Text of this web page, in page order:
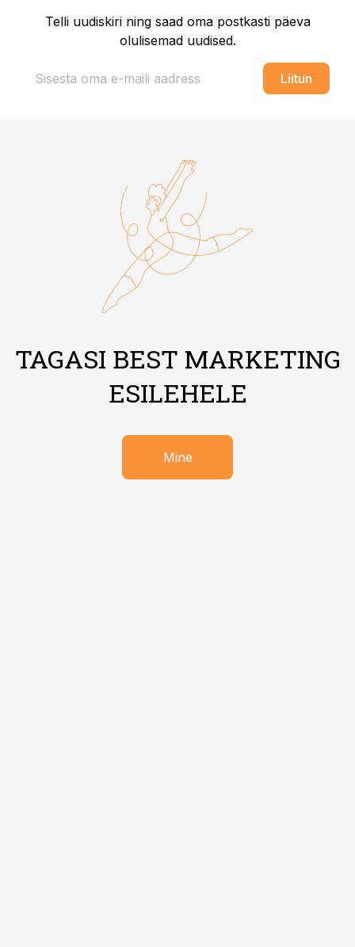
Telli uudiskiri ning saad oma postkasti päeva
olulisemad uudised.
Liitun
TAGASI BEST MARKETING
ESILEHELE
Mine